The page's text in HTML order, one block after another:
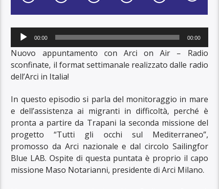
Audio
Player
00:00 00:00
Nuovo appuntamento con Arci on Air – Radio
sconfinate, il format settimanale realizzato dalle radio
dell’Arci in Italia!
In questo episodio si parla del monitoraggio in mare
e dell’assistenza ai migranti in difficoltà, perché è
pronta a partire da Trapani la seconda missione del
progetto “Tutti gli occhi sul Mediterraneo”,
promosso da Arci nazionale e dal circolo Sailingfor
Blue LAB. Ospite di questa puntata è proprio il capo
missione Maso Notarianni, presidente di Arci Milano.